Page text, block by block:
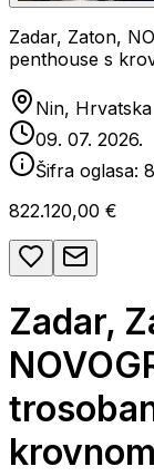
Zadar, Zaton,
penthouse s
Nin, Hrvatska
09. 07. 2026.
Šifra oglasa:
822.120,00 €
Zadar,